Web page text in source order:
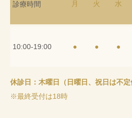
診療時間 月 火 水
10:00-19:00 ● ● ●
休診日：木曜日（日曜日、祝日は不定
※最終受付は18時